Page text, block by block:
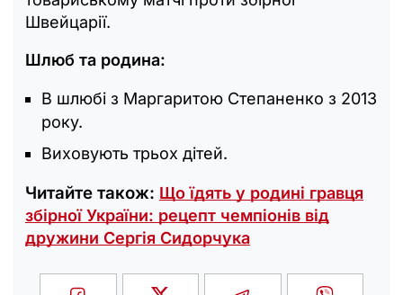
Швейцарії.
Шлюб та родина:
В шлюбі з Маргаритою Степаненко з 2013
року.
Виховують трьох дітей.
Читайте також: Що їдять у родині гравця
збірної України: рецепт чемпіонів від
дружини Сергія Сидорчука